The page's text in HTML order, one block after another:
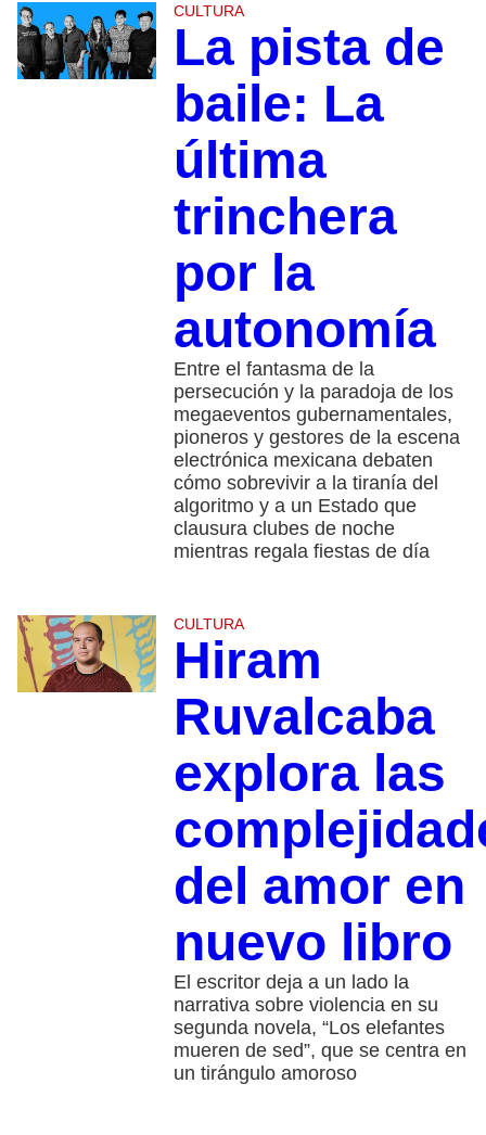
CULTURA
La pista de
baile: La
última
trinchera
por la
autonomía
Entre el fantasma de la
persecución y la paradoja de los
megaeventos gubernamentales,
pioneros y gestores de la escena
electrónica mexicana debaten
cómo sobrevivir a la tiranía del
algoritmo y a un Estado que
clausura clubes de noche
mientras regala fiestas de día
CULTURA
Hiram
Ruvalcaba
explora las
del amor en
nuevo libro
El escritor deja a un lado la
narrativa sobre violencia en su
segunda novela, “Los elefantes
mueren de sed”, que se centra en
un tirángulo amoroso